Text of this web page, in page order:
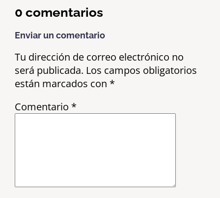
0 comentarios
Enviar un comentario
Tu dirección de correo electrónico no
será publicada. Los campos obligatorios
están marcados con *
Comentario *